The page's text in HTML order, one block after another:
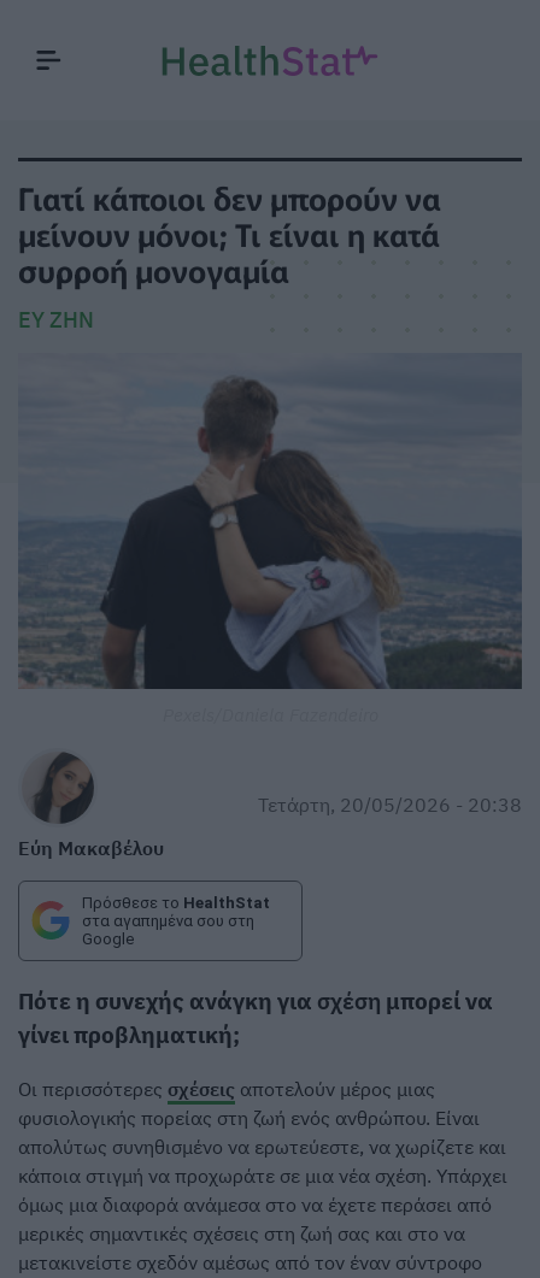
Γιατί κάποιοι δεν μπορούν να
μείνουν μόνοι; Τι είναι η κατά
συρροή μονογαμία
ΕΥ ΖΗΝ
Εύη Μακαβέλου
Τετάρτη, 20/05/2026 - 20:38
Πρόσθεσε το HealthStat
στα αγαπημένα σου στη
Google
Πότε η συνεχής ανάγκη για σχέση μπορεί να
γίνει προβληματική;
Οι περισσότερες σχέσεις αποτελούν μέρος μιας
φυσιολογικής πορείας στη ζωή ενός ανθρώπου. Είναι
απολύτως συνηθισμένο να ερωτεύεστε, να χωρίζετε και
κάποια στιγμή να προχωράτε σε μια νέα σχέση. Υπάρχει
όμως μια διαφορά ανάμεσα στο να έχετε περάσει από
μερικές σημαντικές σχέσεις στη ζωή σας και στο να
μετακινείστε σχεδόν αμέσως από τον έναν σύντροφο